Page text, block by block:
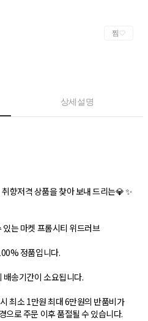
찜
상세설명
향저격 상품을 찾아 보내 드리는💎 ✨
는 마켓 프롬시티 위드러브
정품입니다.
송기간이 소요됩니다.
최소 1만원 최대 6만원의 반품비가
으로 주문 이후 품절될 수 있습니다.